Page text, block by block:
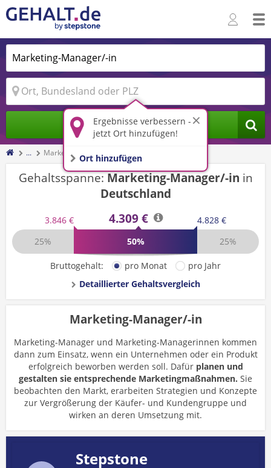
Ergebnisse verbessern -
jetzt Ort hinzufügen!
Ort hinzufügen
Jobs finden
... Marketing-Manager/-in
Gehaltsspanne:Marketing-Manager/-in in
Deutschland
3.846 € 4.309 €
4.828 €
25%
50% 25%
Bruttogehalt: pro Monat
pro Jahr
Detaillierter Gehaltsvergleich
Marketing-Manager/-in
Marketing-Manager und Marketing-Managerinnen kommen
dann zum Einsatz, wenn ein Unternehmen oder ein Produkt
erfolgreich beworben werden soll. Dafür planen und
gestalten sie entsprechende Marketingmaßnahmen. Sie
beobachten den Markt, erarbeiten Strategien und Konzepte
zur Vergrößerung der Käufer- und Kundengruppe und
wirken an deren Umsetzung mit.
Stepstone